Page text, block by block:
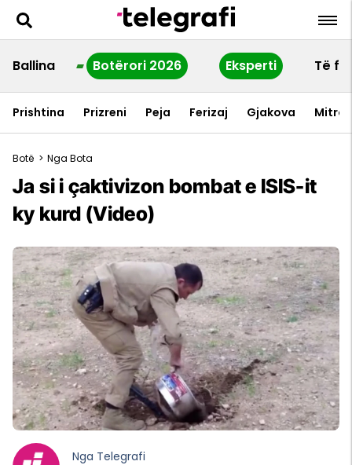
Ballina Botërori 2026 Eksperti Të
Prishtina Prizreni Peja Ferizaj Gjakova
Botë > Nga Bota
Ja si i çaktivizon bombat e ISIS-it
ky kurd (Video)
Nga Telegrafi